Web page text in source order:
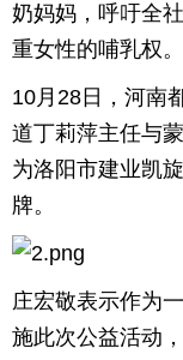
奶妈妈，呼吁全
重女性的哺乳权。
10月28日，河南
道丁莉萍主任与
为洛阳市建业凯
牌。
庄宏敬表示作为
施此次公益活动